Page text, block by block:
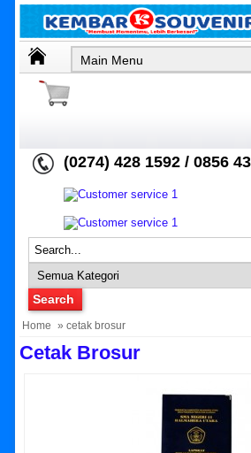
(0274) 428 1592 / 0856
Home » cetak brosur
Cetak Brosur